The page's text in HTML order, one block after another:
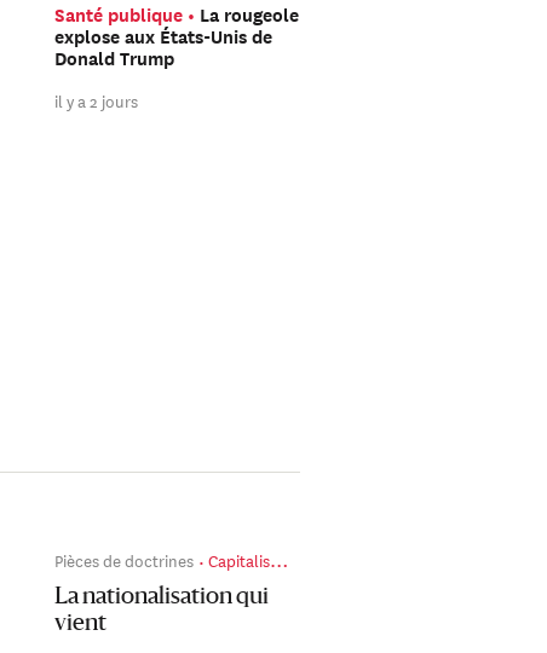
Santé publique
La rougeole
explose aux États-Unis de
Donald Trump
il y a 2 jours
Pièces de doctrines Capitalismes politiques en guerre
La nationalisation qui
vient